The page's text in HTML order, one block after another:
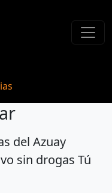
del Azuay
sin drogas Tú